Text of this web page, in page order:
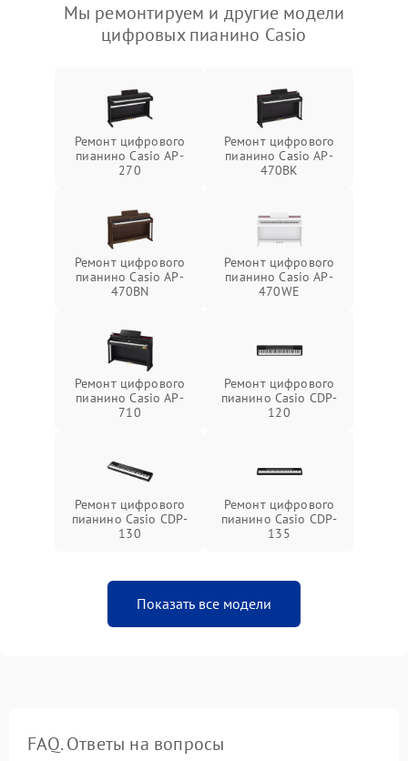
Мы ремонтируем и другие модели
цифровых пианино Casio
Ремонт цифрового
пианино Casio AP-
270
Ремонт цифрового
пианино Casio AP-
470BK
Ремонт цифрового
пианино Casio AP-
470BN
Ремонт цифрового
пианино Casio AP-
470WE
Ремонт цифрового
пианино Casio AP-
710
Ремонт цифрового
пианино Casio CDP-
120
Ремонт цифрового
пианино Casio CDP-
130
Ремонт цифрового
пианино Casio CDP-
135
Показать все модели
FAQ. Ответы на вопросы